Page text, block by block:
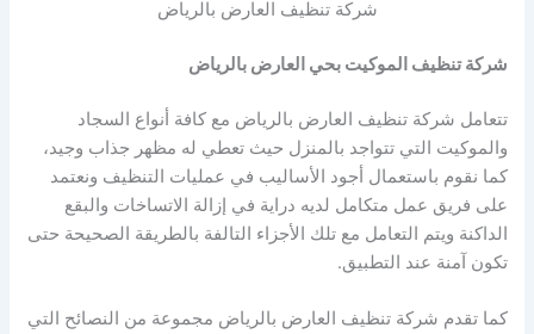
شركة تنظيف العارض بالرياض
شركة تنظيف الموكيت بحي العارض بالرياض
تتعامل شركة تنظيف العارض بالرياض مع كافة أنواع السجاد
والموكيت التي تتواجد بالمنزل حيث تعطي له مظهر جذاب وجيد،
كما نقوم باستعمال أجود الأساليب في عمليات التنظيف ونعتمد
على فريق عمل متكامل لديه دراية في إزالة الاتساخات والبقع
الداكنة ويتم التعامل مع تلك الأجزاء التالفة بالطريقة الصحيحة حتى
تكون آمنة عند التطبيق.
كما تقدم شركة تنظيف العارض بالرياض مجموعة من النصائح التي